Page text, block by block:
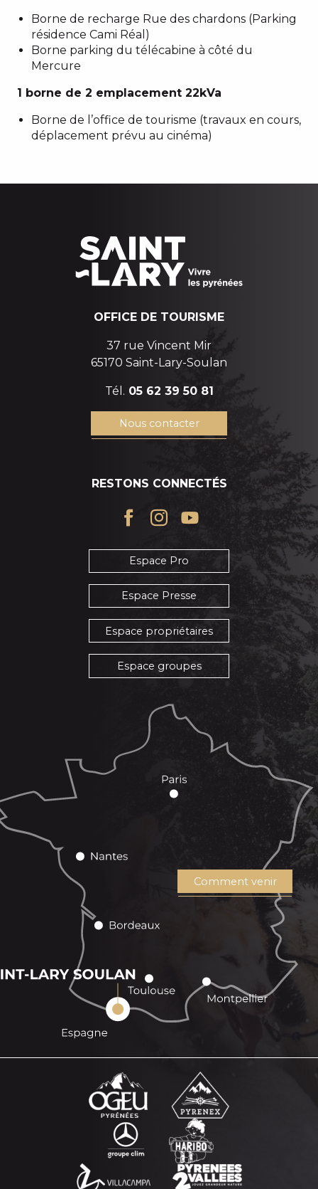
Borne de recharge Rue des chardons (Parking
résidence Cami Réal)
Borne parking du télécabine à côté du
Mercure
1 borne de 2 emplacement 22kVa
Borne de l’office de tourisme (travaux en cours,
déplacement prévu au cinéma)
OFFICE DE TOURISME
37 rue Vincent Mir
65170 Saint-Lary-Soulan
Tél. 05 62 39 50 81
Nous contacter
RESTONS CONNECTÉS
Espace Pro
Espace Presse
Espace propriétaires
Espace groupes
Comment venir